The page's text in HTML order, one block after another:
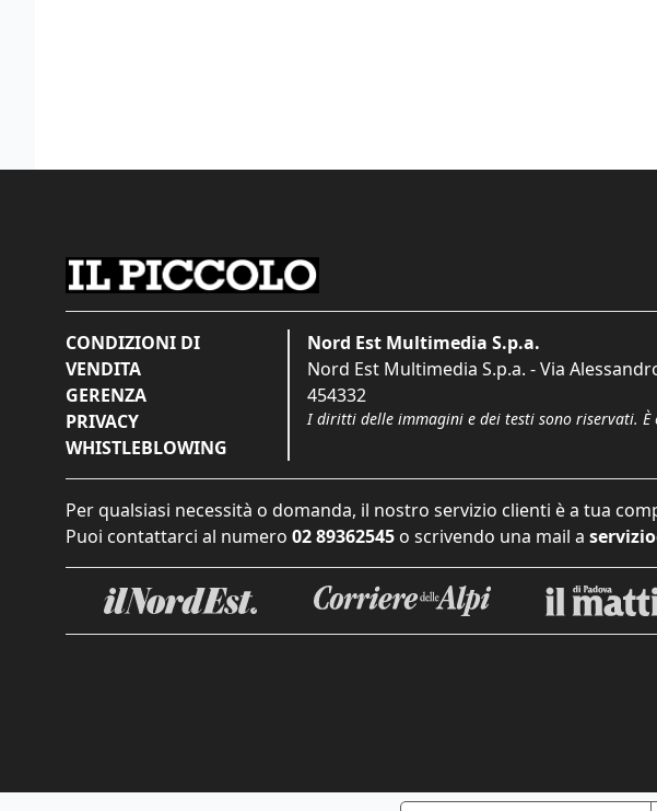
CONDIZIONI DI
VENDITA
GERENZA
PRIVACY
WHISTLEBLOWING
Nord Est Multimedia S.p.a.
Nord Est Multimedia S.p.a. - Via
454332
I diritti delle immagini e dei testi sono riservati. È
Per qualsiasi necessità o domanda, il nostro servizio clienti è a tua
Puoi contattarci al numero 02 89362545 o scrivendo una mail a